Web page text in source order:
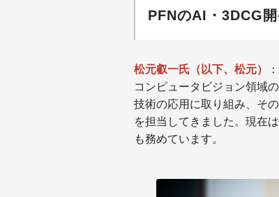
PFNのAI・3DCG
松元叡一氏（以下、松元）
コンピュータビジョン領域
技術の応用に取り組み、そ
を担当してきました。現在
も務めています。